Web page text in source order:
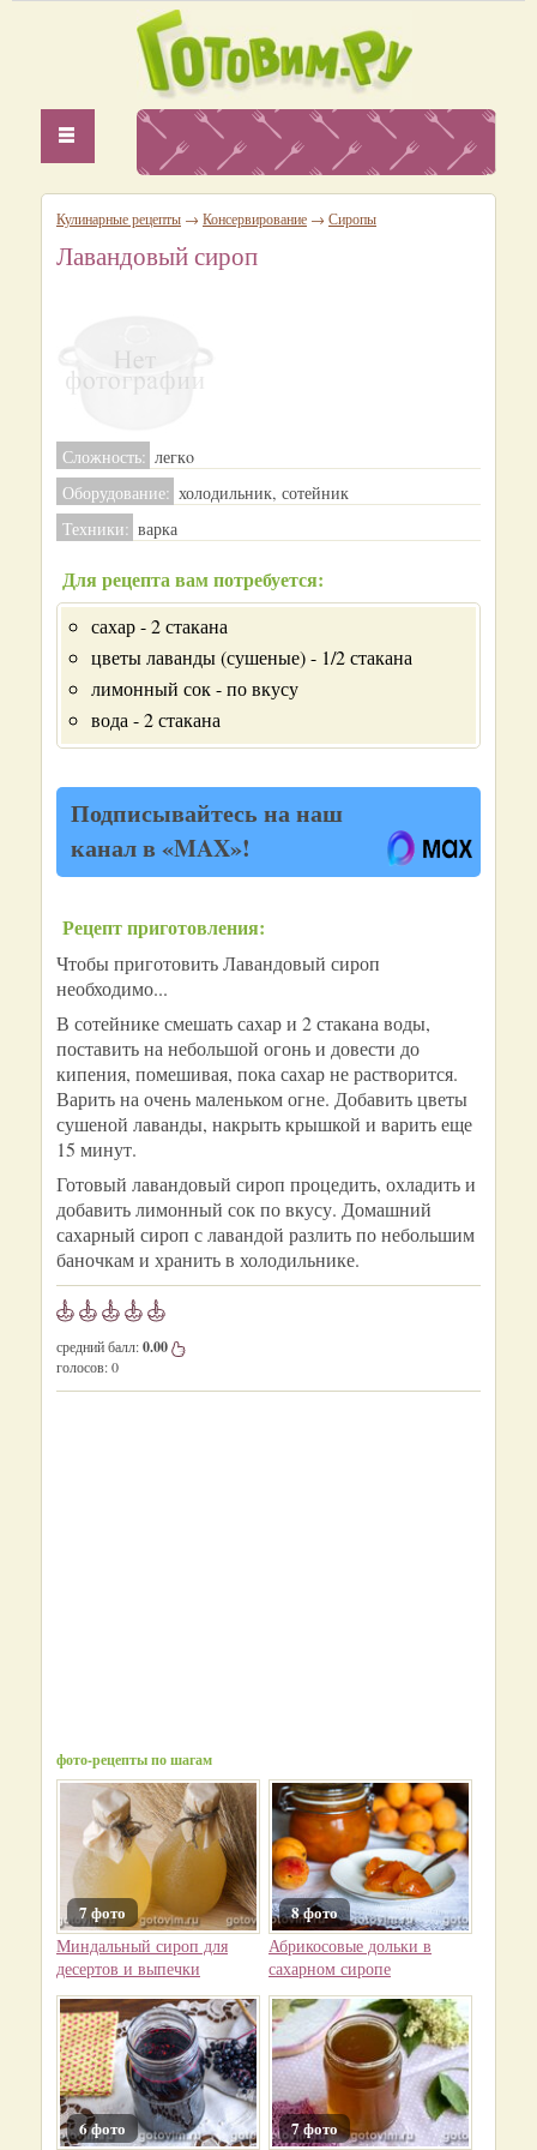
Кулинарные рецепты → Консервирование → Сиропы
Лавандовый сироп
Сложность: легкo
Оборудование: холодильник, сотейник
Техники: варка
Для рецепта вам потребуется:
сахар - 2 стакана
цветы лаванды (сушеные) - 1/2 стакана
лимонный сок - по вкусу
вода - 2 стакана
Подписывайтесь на наш
канал в «MAX»!
Рецепт приготовления:
Чтобы приготовить Лавандовый сироп
необходимо...
В сотейнике смешать сахар и 2 стакана воды,
поставить на небольшой огонь и довести до
кипения, помешивая, пока сахар не растворится.
Варить на очень маленьком огне. Добавить цветы
сушеной лаванды, накрыть крышкой и варить еще
15 минут.
Готовый лавандовый сироп процедить, охладить и
добавить лимонный сок по вкусу. Домашний
сахарный сироп с лавандой разлить по небольшим
баночкам и хранить в холодильнике.
средний балл:0.00
голосов:0
фото-рецепты по шагам
7 фото
Миндальный сироп для
десертов и выпечки
8 фото
Абрикосовые дольки в
сахарном сиропе
6 фото 7 фото